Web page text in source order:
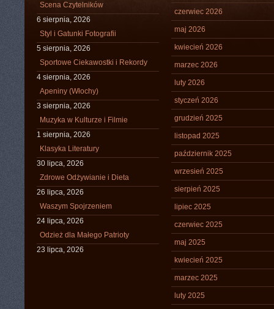
Scena Czytelników
6 sierpnia, 2026
Styl i Gatunki Fotografii
5 sierpnia, 2026
Sportowe Ciekawostki i Rekordy
4 sierpnia, 2026
Apeniny (Włochy)
3 sierpnia, 2026
Muzyka w Kulturze i Filmie
1 sierpnia, 2026
Klasyka Literatury
30 lipca, 2026
Zdrowe Odżywianie i Dieta
26 lipca, 2026
Waszym Spojrzeniem
24 lipca, 2026
Odzież dla Małego Patrioty
23 lipca, 2026
czerwiec 2026
maj 2026
kwiecień 2026
marzec 2026
luty 2026
styczeń 2026
grudzień 2025
listopad 2025
październik 2025
wrzesień 2025
sierpień 2025
lipiec 2025
czerwiec 2025
maj 2025
kwiecień 2025
marzec 2025
luty 2025